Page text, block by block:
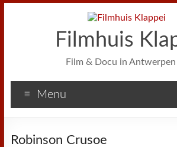
Filmhuis
Film & Docu in
Menu
Robinson Crusoe